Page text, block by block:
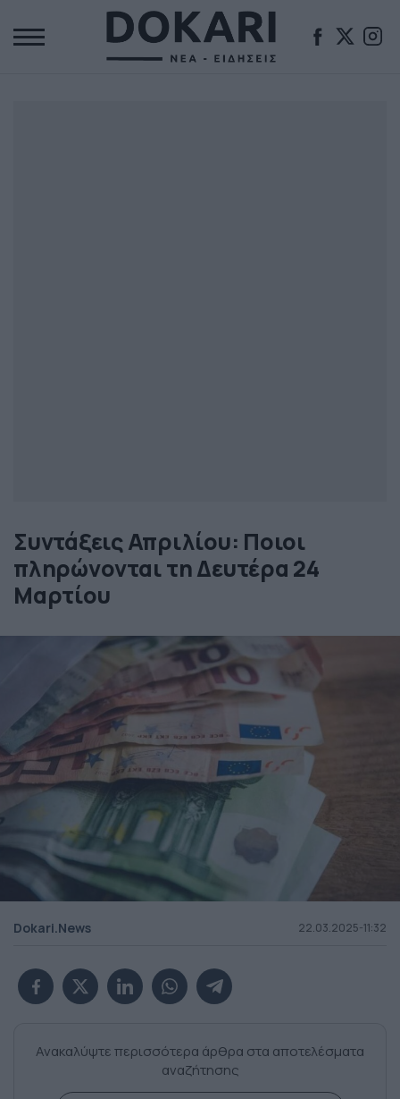
Συντάξεις Απριλίου: Ποιοι
πληρώνονται τη Δευτέρα 24
Μαρτίου
Dokari.News 22.03.2025-11:32
Ανακαλύψτε περισσότερα άρθρα στα αποτελέσματα
αναζήτησης